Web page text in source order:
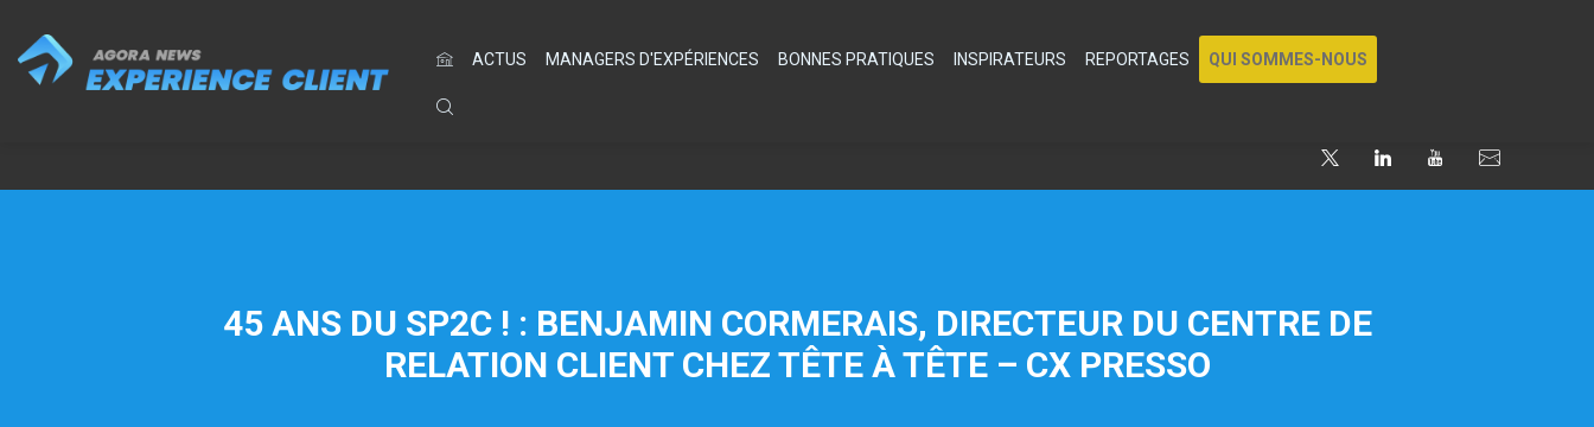
ACTUS MANAGERS D'EXPÉRIENCES BONNES PRATIQUES INSPIRATEURS REPORTAGES QUI SOMMES-NOUS
45 ANS DU SP2C ! : BENJAMIN CORMERAIS, DIRECTEUR DU CENTRE DE
RELATION CLIENT CHEZ TÊTE À TÊTE – CX PRESSO